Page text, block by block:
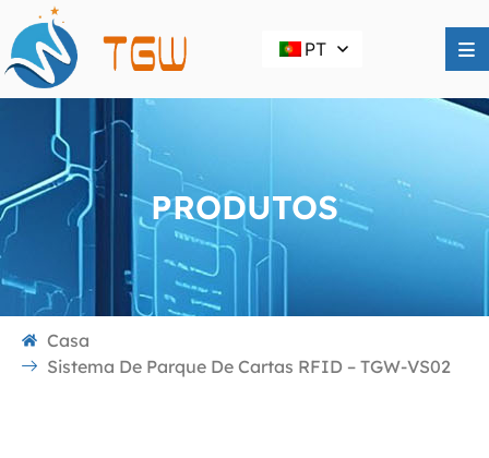
PT
PRODUTOS
Casa
Sistema De Parque De Cartas RFID – TGW-VS02